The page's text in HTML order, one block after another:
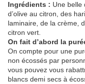
Ingrédients : Une belle
d’olive au citron, des
laminaire, de la crème,
citron vert.
On fait d’abord la
On compte pour une
non écossés par
vous pouvez vous
blancs demi secs à